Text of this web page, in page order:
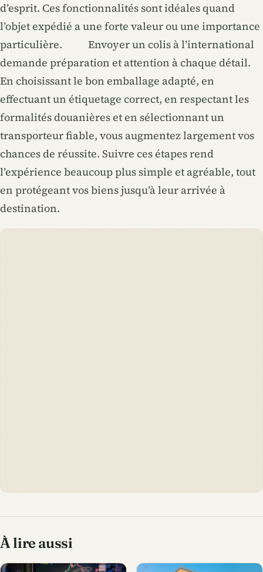
d’esprit. Ces fonctionnalités sont idéales quand
l’objet expédié a une forte valeur ou une importance
particulière. Envoyer un colis à l’international
demande préparation et attention à chaque détail.
En choisissant le bon emballage adapté, en
effectuant un étiquetage correct, en respectant les
formalités douanières et en sélectionnant un
transporteur fiable, vous augmentez largement vos
chances de réussite. Suivre ces étapes rend
l’expérience beaucoup plus simple et agréable, tout
en protégeant vos biens jusqu’à leur arrivée à
destination.
À lire aussi